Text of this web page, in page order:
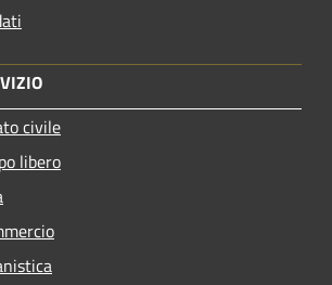
civile
libero